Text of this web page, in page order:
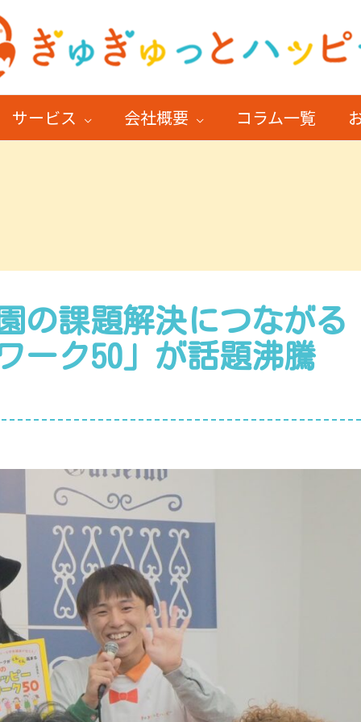
サービス 会社概要 コラム一覧
の課題解決につながる
ーク50」が話題沸騰